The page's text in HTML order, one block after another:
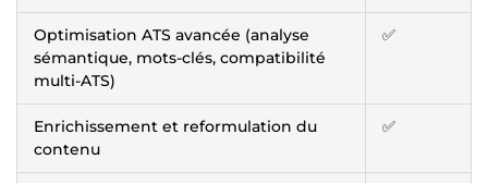
Optimisation ATS avancée (analyse
sémantique, mots-clés, compatibilité
multi-ATS)
✅
Enrichissement et reformulation du
contenu
✅